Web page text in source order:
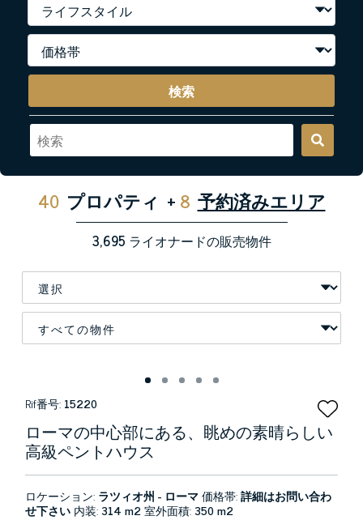
検索
40 プロパティ + 8 予約済みエリア
3,695 ライオナードの販売物件
Rif番号: 15220
ローマの中心部にある、眺めの素晴らしい
高級ペントハウス
ロケーション: ラツィオ州 - ローマ価格帯:詳細はお問い合わ
せ下さい 内装:314 m2室外面積:350 m2